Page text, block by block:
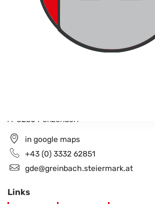
A-8230 Penzendorf
in google maps
+43 (0) 3332 62851
gde@greinbach.steiermark.at
Links